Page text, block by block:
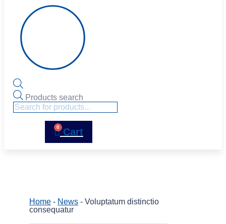
Products search
0 Cart
Home - News - Voluptatum distinctio
consequatur